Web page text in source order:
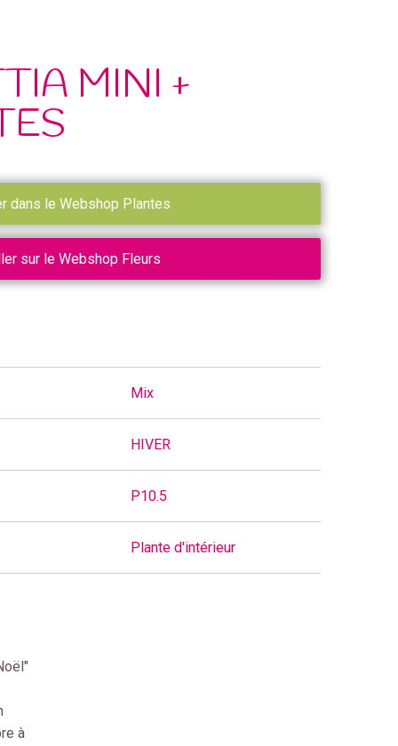
MINI +
dans le Webshop Plantes
sur le Webshop Fleurs
Mix
HIVER
P10.5
Plante d'intérieur
à